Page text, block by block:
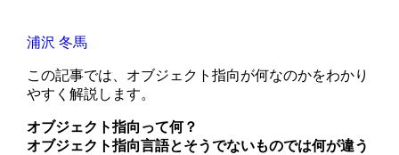
浦沢 冬馬
この記事では、オブジェクト指向が何なのかをわかり
やすく解説します。
オブジェクト指向って何？
オブジェクト指向言語とそうでないものでは何が違う